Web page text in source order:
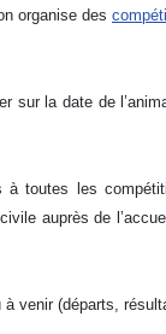
organise des
sur la date de
toutes les
auprès de
venir (départs,